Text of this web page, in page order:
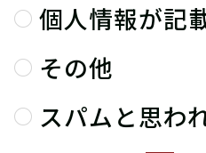
個人情報が記
その他
スパムと思わ